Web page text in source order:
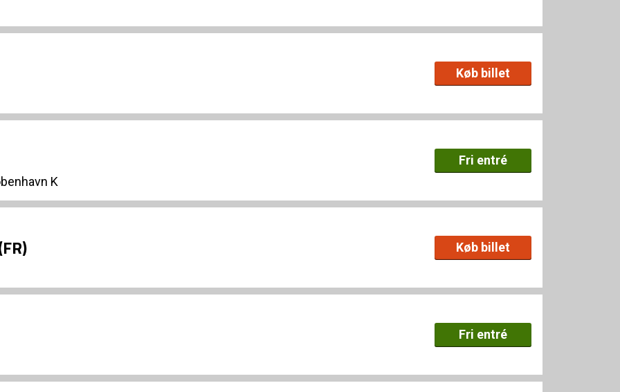
Køb billet
K
Fri entré
Køb billet
Fri entré